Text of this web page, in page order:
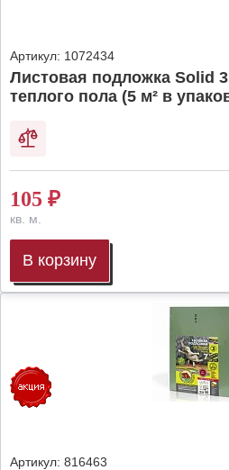
Артикул: 1072434
Листовая подложка Solid
теплого пола (5 м² в
105 ₽
кв. м.
В корзину
Артикул: 816463